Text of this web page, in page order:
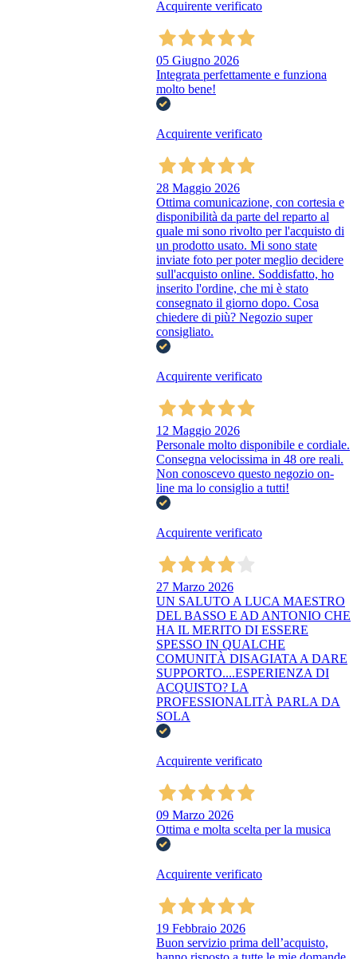
Acquirente verificato
05 Giugno 2026
Integrata perfettamente e funziona
molto bene!
Acquirente verificato
28 Maggio 2026
Ottima comunicazione, con cortesia e
disponibilità da parte del reparto al
quale mi sono rivolto per l'acquisto di
un prodotto usato. Mi sono state
inviate foto per poter meglio decidere
sull'acquisto online. Soddisfatto, ho
inserito l'ordine, che mi è stato
consegnato il giorno dopo. Cosa
chiedere di più? Negozio super
consigliato.
Acquirente verificato
12 Maggio 2026
Personale molto disponibile e cordiale.
Consegna velocissima in 48 ore reali.
Non conoscevo questo negozio on-
line ma lo consiglio a tutti!
Acquirente verificato
27 Marzo 2026
UN SALUTO A LUCA MAESTRO
DEL BASSO E AD ANTONIO CHE
HA IL MERITO DI ESSERE
SPESSO IN QUALCHE
COMUNITÀ DISAGIATA A DARE
SUPPORTO....ESPERIENZA DI
ACQUISTO? LA
PROFESSIONALITÀ PARLA DA
SOLA
Acquirente verificato
09 Marzo 2026
Ottima e molta scelta per la musica
Acquirente verificato
19 Febbraio 2026
Buon servizio prima dell’acquisto,